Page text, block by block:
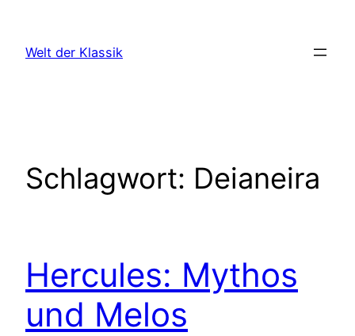
springen
Welt der Klassik
Schlagwort: Deianeira
Hercules: Mythos
und Melos